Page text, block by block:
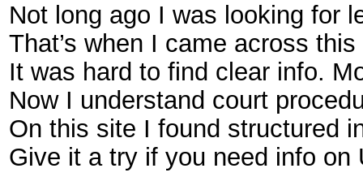
Not long ago I was looking for
That’s when I came across
It was hard to find clear info.
Now I understand court
On this site I found structured
Give it a try if you need info on